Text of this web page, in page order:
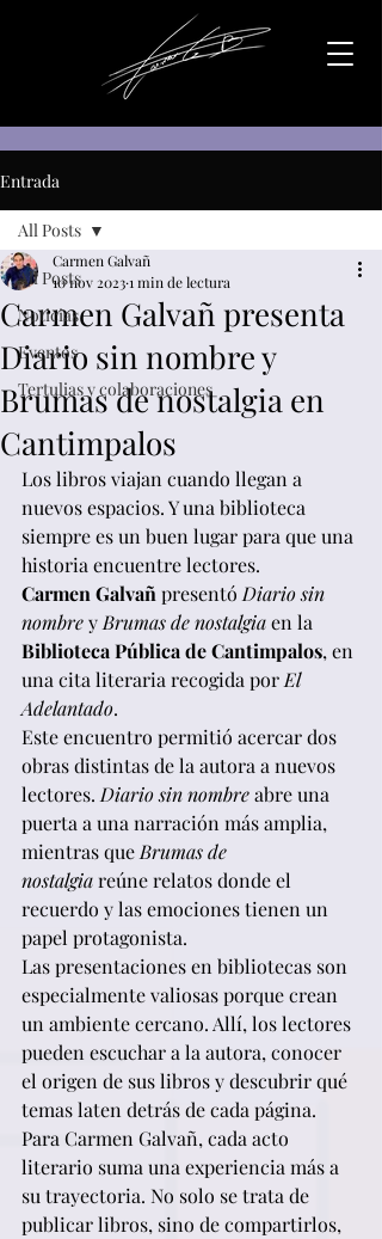
Entrada
All Posts
Noticias
Eventos
Tertulias y colaboraciones
All Posts
Carmen Galvañ presenta
Diario sin nombre y
Brumas de nostalgia en
Cantimpalos
Carmen Galvañ
10 nov 20231 min de lectura
Los libros viajan cuando llegan a
nuevos espacios. Y una biblioteca
siempre es un buen lugar para que una
historia encuentre lectores.
Carmen Galvañ presentó Diario sin
nombre y Brumas de nostalgia en la
Biblioteca Pública de Cantimpalos, en
una cita literaria recogida por El
Adelantado.
Este encuentro permitió acercar dos
obras distintas de la autora a nuevos
lectores. Diario sin nombre abre una
puerta a una narración más amplia,
mientras que Brumas de
nostalgia reúne relatos donde el
recuerdo y las emociones tienen un
papel protagonista.
Las presentaciones en bibliotecas son
especialmente valiosas porque crean
un ambiente cercano. Allí, los lectores
pueden escuchar a la autora, conocer
el origen de sus libros y descubrir qué
temas laten detrás de cada página.
Para Carmen Galvañ, cada acto
literario suma una experiencia más a
su trayectoria. No solo se trata de
publicar libros, sino de compartirlos,